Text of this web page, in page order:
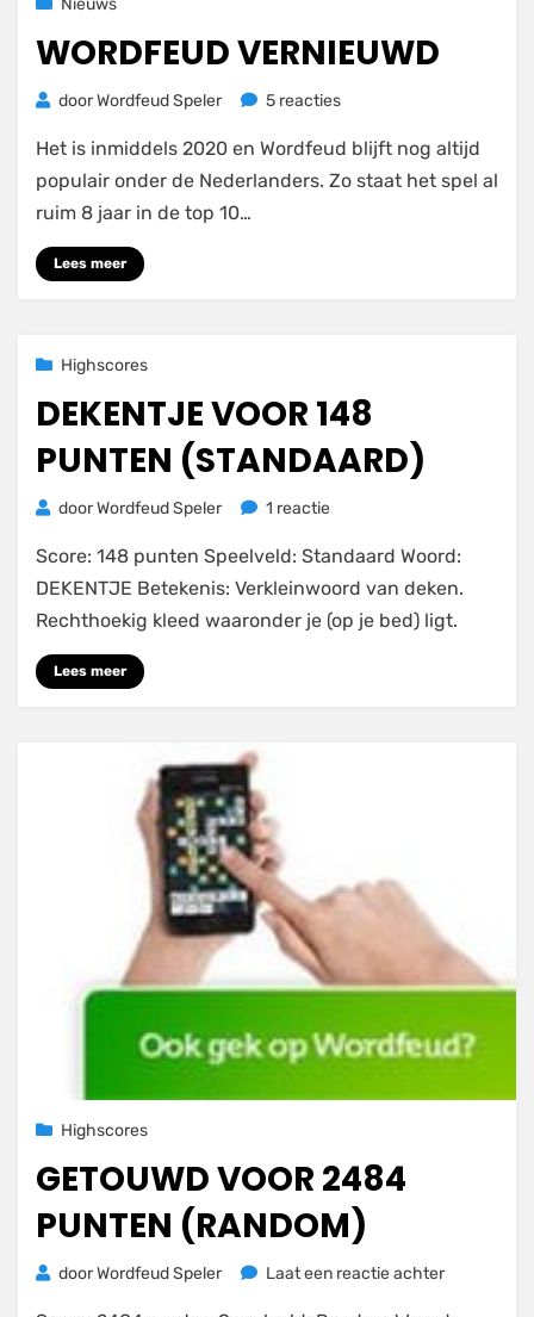
25 november 2020
Nieuws
WORDFEUD VERNIEUWD
doorWordfeud Speler 5 reactiesop
vernieuwd
Het is inmiddels 2020 en Wordfeud blijft nog altijd
populair onder de Nederlanders. Zo staat het spel al
ruim 8 jaar in de top 10…
Lees meer
Geplaatst
25 november 2020
Highscores
DEKENTJE VOOR 148
PUNTEN (STANDAARD)
doorWordfeud Speler 1 reactieop
voor
148
punten
(STANDAARD)
Score: 148 punten Speelveld: Standaard Woord:
DEKENTJE Betekenis: Verkleinwoord van deken.
Rechthoekig kleed waaronder je (op je bed) ligt.
Lees meer
Geplaatst
25 november 2020
Highscores
GETOUWD VOOR 2484
PUNTEN (RANDOM)
doorWordfeud Speler Laat een reactie achterop